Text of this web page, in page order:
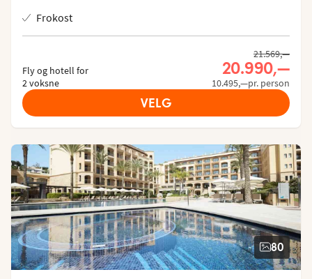
Frokost
Fly og hotell for
2 voksne
21.569,—
20.990,—
10.495,—pr. person
VELG
80